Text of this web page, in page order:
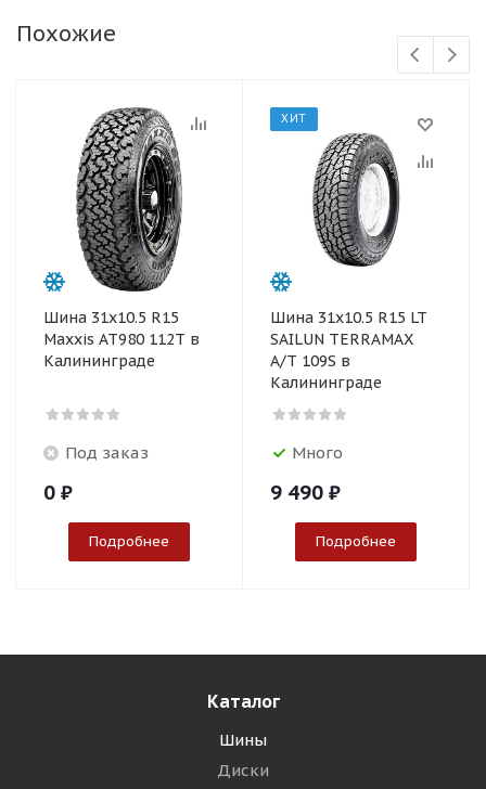
Похожие
Шина 31х10.5 R15
Maxxis AT980 112T в
Калининграде
Под заказ
0 ₽
Подробнее
ХИТ
Шина 31x10.5 R15 LT
SAILUN TERRAMAX
A/T 109S в
Калининграде
Много
9 490 ₽
Подробнее
Каталог
Шины
Диски